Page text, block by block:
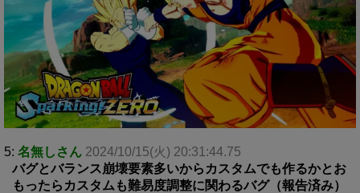
5: 名無しさん 2024/10/15(火) 20:31:44.75
バグとバランス崩壊要素多いからカスタムでも作るかとお
もったらカスタムも難易度調整に関わるバグ（報告済み）